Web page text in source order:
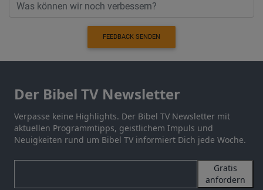
FEEDBACK SENDEN
Der Bibel TV Newsletter
Verpasse keine Highlights. Der Bibel TV Newsletter mit
aktuellen Programmtipps, geistlichem Impuls und
Neuigkeiten rund um Bibel TV informiert Dich jede Woche.
Gratis
anfordern